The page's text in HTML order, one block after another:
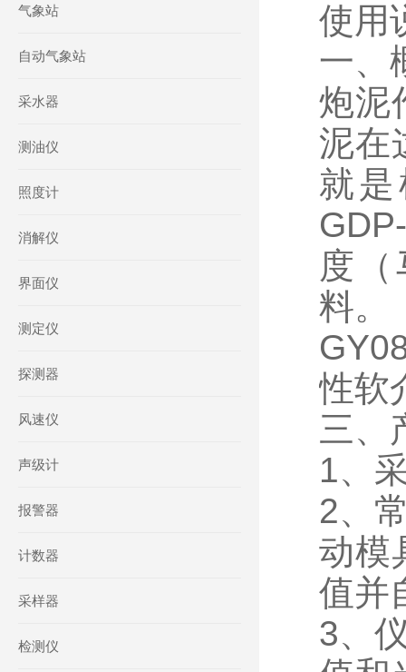
气象站
自动气象站
采水器
测油仪
照度计
消解仪
界面仪
测定仪
探测器
风速仪
声级计
报警器
计数器
采样器
检测仪
使用
一、
炮泥
泥在
就
度
料。
性软
三、
1、
2、
动模
值并
3、